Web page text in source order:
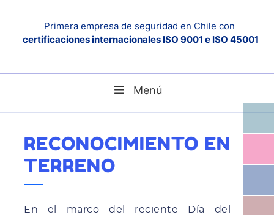
Primera empresa de seguridad en Chile con
certificaciones internacionales ISO 9001 e ISO 45001
Menú
Reconocimiento en terreno
RECONOCIMIENTO EN
TERRENO
En el marco del reciente Día del